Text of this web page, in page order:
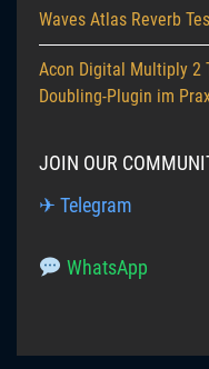
Waves Atlas Reverb
Acon Digital Multiply 2
Doubling-Plugin im
JOIN OUR
✈ Telegram
WhatsApp